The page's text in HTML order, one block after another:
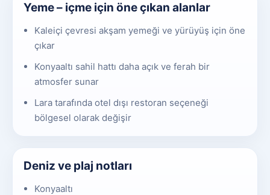
Yeme – içme için öne çıkan alanlar
Kaleiçi çevresi akşam yemeği ve yürüyüş için öne
çıkar
Konyaaltı sahil hattı daha açık ve ferah bir
atmosfer sunar
Lara tarafında otel dışı restoran seçeneği
bölgesel olarak değişir
Deniz ve plaj notları
Konyaaltı